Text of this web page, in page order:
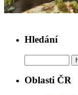
Hledání
Oblasti ČR